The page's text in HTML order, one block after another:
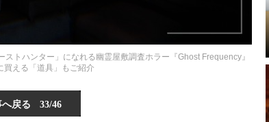
トハンター」になれる幽霊屋敷調査ホラー『Ghost Frequency』
買える「道具」もご紹介
へ戻る 33/46